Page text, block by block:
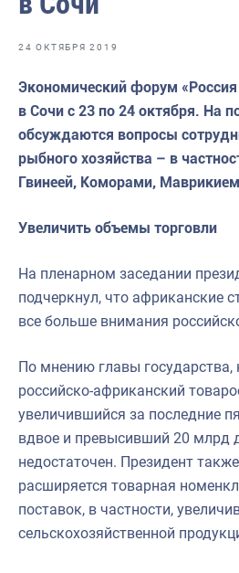
Отраслевые СМИ
Выставки и конференции
Научно-практическая
Рыбоохрана России
Отрасль в цифрах
Инфографика
Большая африканская
События в России и мире
24 ОКТЯБРЯ 2019
Экономический форум
в Сочи с 23 по 24 октября. На
обсуждаются вопросы
рыбного хозяйства – в
Гвинеей, Коморами,
Увеличить объемы торговли
На пленарном заседании
подчеркнул, что африканские
все больше внимания
По мнению главы
российско-африканский
увеличившийся за последние
вдвое и превысивший 20 млрд
недостаточен. Президент
расширяется товарная
поставок, в частности,
сельскохозяйственной